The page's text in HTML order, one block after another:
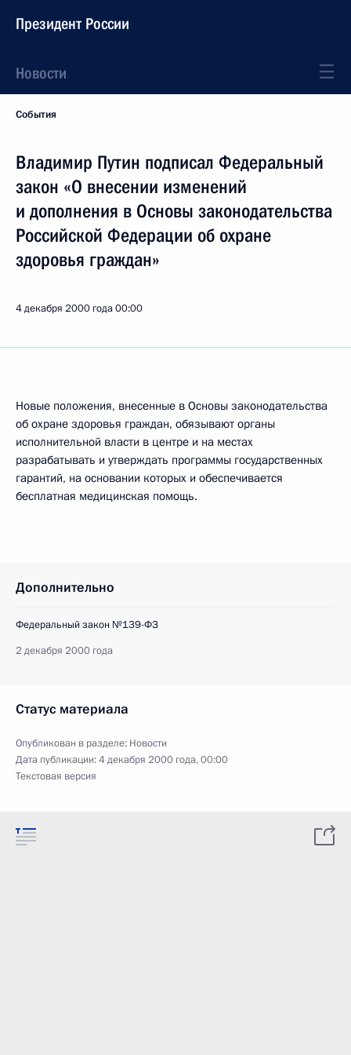
Президент России
Новости
События
Владимир Путин подписал Федеральный
закон «О внесении изменений
и дополнения в Основы законодательства
Российской Федерации об охране
здоровья граждан»
4 декабря 2000 года00:00
Новые положения, внесенные в Основы законодательства
об охране здоровья граждан, обязывают органы
исполнительной власти в центре и на местах
разрабатывать и утверждать программы государственных
гарантий, на основании которых и обеспечивается
бесплатная медицинская помощь.
Дополнительно
Федеральный закон №139-ФЗ
2 декабря 2000 года
Статус материала
Опубликован в разделе: Новости
Дата публикации:4 декабря 2000 года, 00:00
Текстовая версия